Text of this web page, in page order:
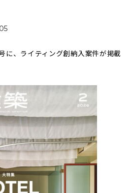
に、ライティング創納入案件が掲載